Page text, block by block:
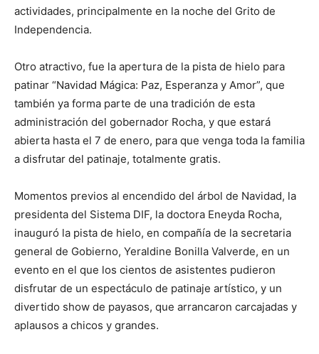
actividades, principalmente en la noche del Grito de
Independencia.
Otro atractivo, fue la apertura de la pista de hielo para
patinar “Navidad Mágica: Paz, Esperanza y Amor”, que
también ya forma parte de una tradición de esta
administración del gobernador Rocha, y que estará
abierta hasta el 7 de enero, para que venga toda la familia
a disfrutar del patinaje, totalmente gratis.
Momentos previos al encendido del árbol de Navidad, la
presidenta del Sistema DIF, la doctora Eneyda Rocha,
inauguró la pista de hielo, en compañía de la secretaria
general de Gobierno, Yeraldine Bonilla Valverde, en un
evento en el que los cientos de asistentes pudieron
disfrutar de un espectáculo de patinaje artístico, y un
divertido show de payasos, que arrancaron carcajadas y
aplausos a chicos y grandes.